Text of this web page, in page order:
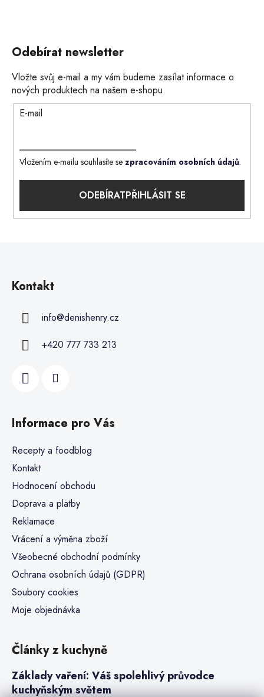
Odebírat newsletter
Vložte svůj e-mail a my vám budeme zasílat informace o
nových produktech na našem e-shopu.
E-mail
Vložením e-mailu souhlasíte se zpracováním osobních údajů.
PŘIHLÁSIT SE
Kontakt
info@denishenry.cz
+420 777 733 213
Informace pro Vás
Recepty a foodblog
Kontakt
Hodnocení obchodu
Doprava a platby
Reklamace
Vrácení a výměna zboží
Všeobecné obchodní podmínky
Ochrana osobních údajů (GDPR)
Soubory cookies
Moje objednávka
Články z kuchyně
Základy vaření: Váš spolehlivý průvodce
kuchyňským světem